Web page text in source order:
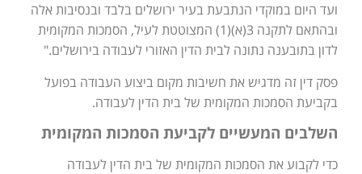
ועד היום במוקדי הנתבעת בעיר ירושלים בלבד ובנסיבות אלה
ובהתאם לתקנה 3(א)(1) המצוטטת לעיל, הסמכות המקומית
לדון בתובענה נתונה לבית הדין האזורי לעבודה בירושלים."
פסק דין זה מדגיש את חשיבות מקום ביצוע העבודה בפועל
בקביעת הסמכות המקומית של בית הדין לעבודה.
השלבים המעשיים לקביעת הסמכות המקומית
כדי לקבוע את הסמכות המקומית של בית הדין לעבודה